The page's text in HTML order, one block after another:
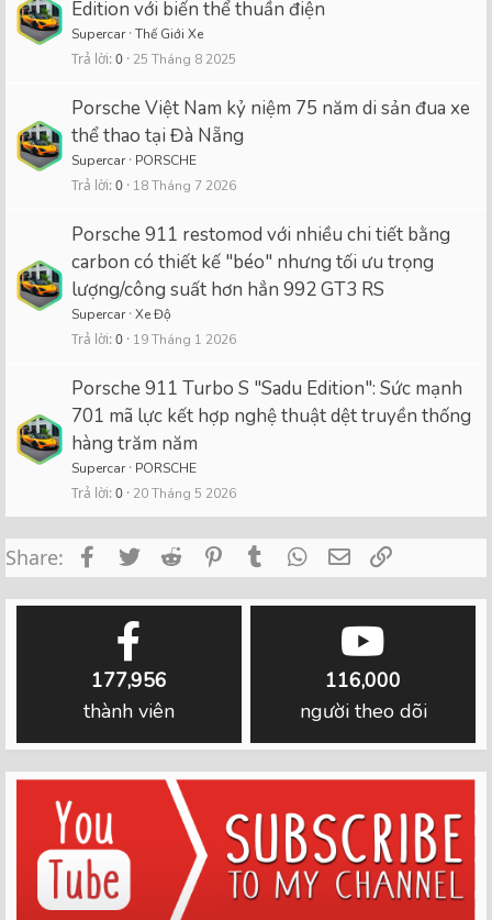
Edition với biến thể thuần điện
Supercar Thế Giới Xe
Trả lời 0 25 Tháng 8 2025
Porsche Việt Nam kỷ niệm 75 năm di sản đua xe
thể thao tại Đà Nẵng
Supercar PORSCHE
Trả lời 0 18 Tháng 7 2026
Porsche 911 restomod với nhiều chi tiết bằng
carbon có thiết kế "béo" nhưng tối ưu trọng
lượng/công suất hơn hẳn 992 GT3 RS
Supercar Xe Độ
Trả lời 0 19 Tháng 1 2026
Porsche 911 Turbo S "Sadu Edition": Sức mạnh
701 mã lực kết hợp nghệ thuật dệt truyền thống
hàng trăm năm
Supercar PORSCHE
Trả lời 0 20 Tháng 5 2026
Share: FacebookTwitterReddit PinterestTumblrWhatsApp
Email
177,956
thành viên
116,000
người theo dõi